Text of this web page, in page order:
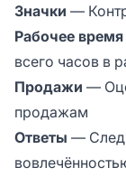
Значки —
Рабочее время
всего часов в
Продажи —
продажам
Ответы —